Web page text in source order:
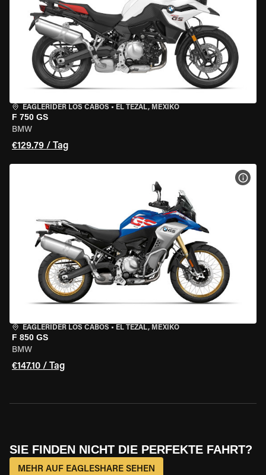
EAGLERIDER LOS CABOS • EL TEZAL, MEXIKO
F 750 GS
BMW
€129.79 / Tag
EAGLERIDER LOS CABOS • EL TEZAL, MEXIKO
F 850 GS
BMW
€147.10 / Tag
SIE FINDEN NICHT DIE PERFEKTE FAHRT?
MEHR AUF EAGLESHARE SEHEN